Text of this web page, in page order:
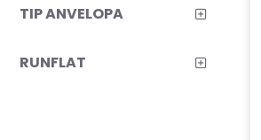
TIP ANVELOPA
RUNFLAT